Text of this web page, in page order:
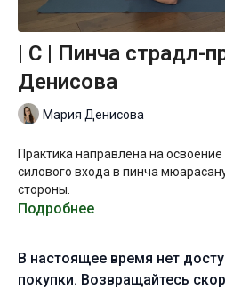
| C | Пинча страдл-
Денисова
Мария Денисова
Практика направлена на
силового входа в пинча
стороны.
входа и удержания баланса в этой
Подробнее
В настоящее время нет
покупки. Возвращайтесь